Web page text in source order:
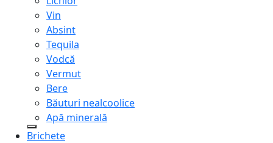
Vin
Absint
Tequila
Vodcă
Vermut
Bere
Băuturi nealcoolice
Apă minerală
Brichete